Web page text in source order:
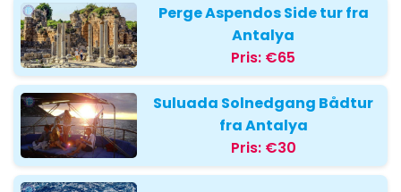
Perge Aspendos Side tur fra
Antalya
Pris: €65
Suluada Solnedgang Bådtur
fra Antalya
Pris: €30